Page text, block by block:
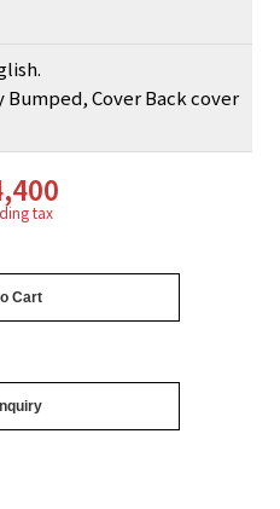
Cover Back cover
tax